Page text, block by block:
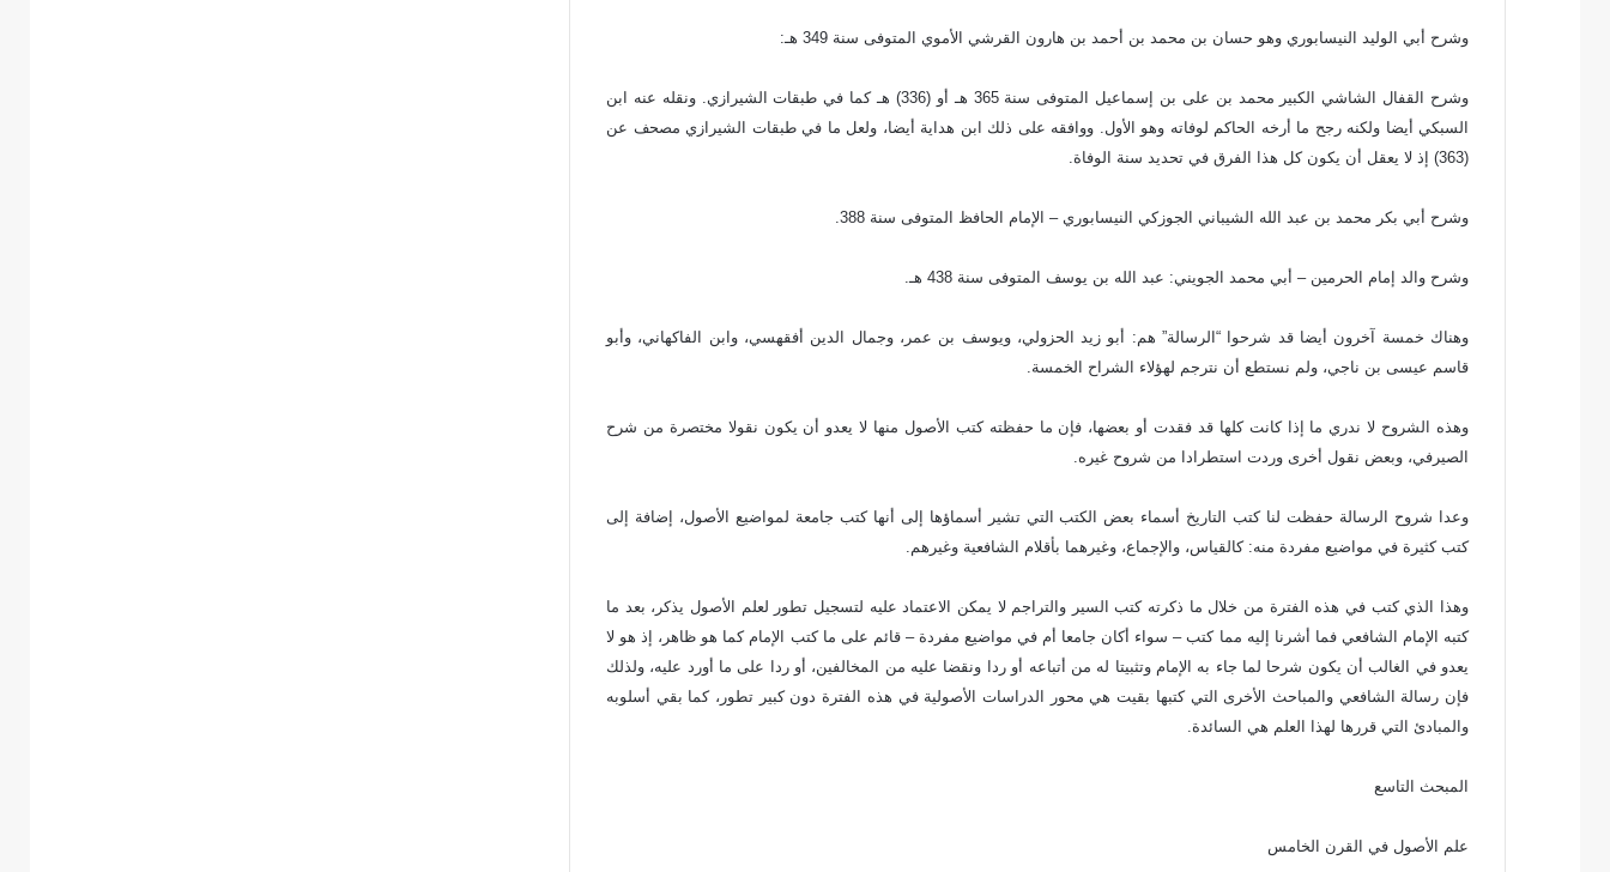
وشرح أبي الوليد النيسابوري وهو حسان بن محمد بن أحمد بن هارون القرشي الأموي المتوفى سنة 349 هـ:
وشرح القفال الشاشي الكبير محمد بن على بن إسماعيل المتوفى سنة 365 هـ أو (336) هـ كما في طبقات الشيرازي. ونقله عنه ابن
السبكي أيضا ولكنه رجح ما أرخه الحاكم لوفاته وهو الأول. ووافقه على ذلك ابن هداية أيضا، ولعل ما في طبقات الشيرازي مصحف عن
(363) إذ لا يعقل أن يكون كل هذا الفرق في تحديد سنة الوفاة.
وشرح أبي بكر محمد بن عبد الله الشيباني الجوزكي النيسابوري – الإمام الحافظ المتوفى سنة 388.
وشرح والد إمام الحرمين – أبي محمد الجويني: عبد الله بن يوسف المتوفى سنة 438 هـ.
وهناك خمسة آخرون أيضا قد شرحوا “الرسالة” هم: أبو زيد الحزولي، ويوسف بن عمر، وجمال الدين أفقهسي، وابن الفاكهاني، وأبو
قاسم عيسى بن ناجي، ولم نستطع أن نترجم لهؤلاء الشراح الخمسة.
وهذه الشروح لا ندري ما إذا كانت كلها قد فقدت أو بعضها، فإن ما حفظته كتب الأصول منها لا يعدو أن يكون نقولا مختصرة من شرح
الصيرفي، وبعض نقول أخرى وردت استطرادا من شروح غيره.
وعدا شروح الرسالة حفظت لنا كتب التاريخ أسماء بعض الكتب التي تشير أسماؤها إلى أنها كتب جامعة لمواضيع الأصول، إضافة إلى
كتب كثيرة في مواضيع مفردة منه: كالقياس، والإجماع، وغيرهما بأقلام الشافعية وغيرهم.
وهذا الذي كتب في هذه الفترة من خلال ما ذكرته كتب السير والتراجم لا يمكن الاعتماد عليه لتسجيل تطور لعلم الأصول يذكر، بعد ما
كتبه الإمام الشافعي فما أشرنا إليه مما كتب – سواء أكان جامعا أم في مواضيع مفردة – قائم على ما كتب الإمام كما هو ظاهر، إذ هو لا
يعدو في الغالب أن يكون شرحا لما جاء به الإمام وتثبيتا له من أتباعه أو ردا ونقضا عليه من المخالفين، أو ردا على ما أورد عليه، ولذلك
فإن رسالة الشافعي والمباحث الأخرى التي كتبها بقيت هي محور الدراسات الأصولية في هذه الفترة دون كبير تطور، كما بقي أسلوبه
والمبادئ التي قررها لهذا العلم هي السائدة.
المبحث التاسع
علم الأصول في القرن الخامس